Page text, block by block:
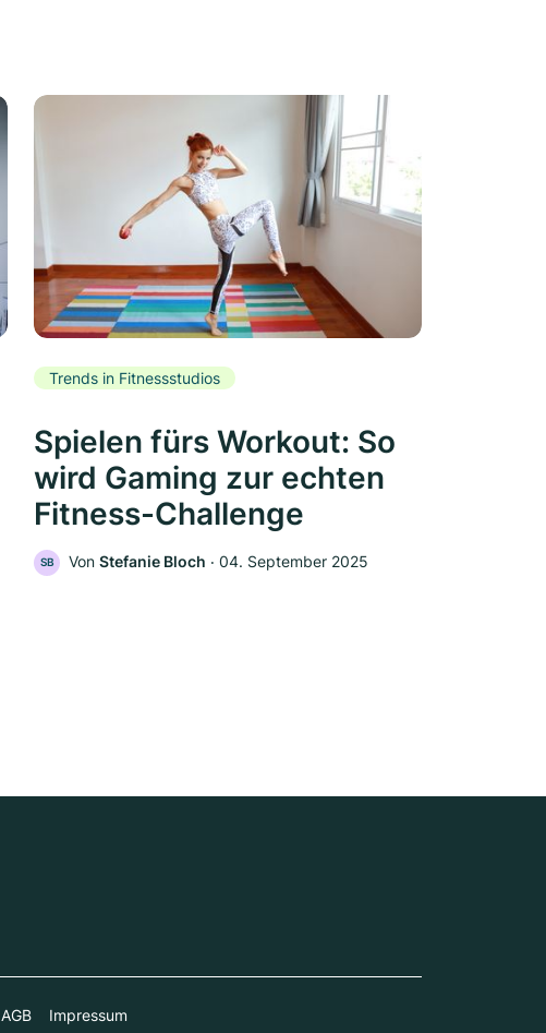
Trends in Fitnessstudios
Spielen fürs Workout: So
wird Gaming zur echten
Fitness-Challenge
SB Von Stefanie Bloch ‧ 04. September 2025
AGB Impressum